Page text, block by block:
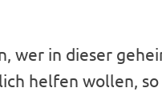
wer in dieser
helfen wollen,